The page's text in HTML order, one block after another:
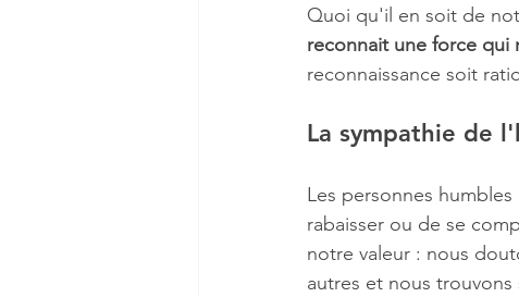
Quoi qu'il en soit de
reconnait une force qui
reconnaissance soit
La sympathie de
Les personnes
rabaisser ou de se
notre valeur : nous
autres et nous